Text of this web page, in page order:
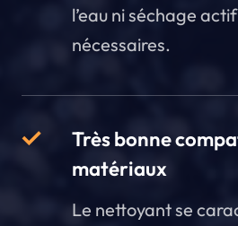
l’eau ni séchage
nécessaires.
Très bonne
matériaux
Le nettoyant se